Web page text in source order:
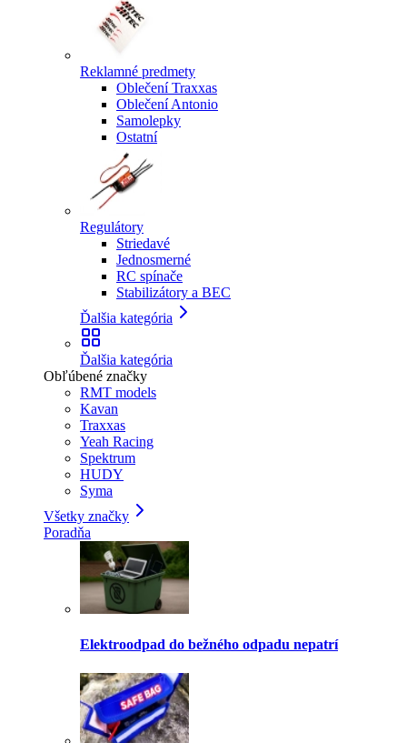
Reklamné predmety
Oblečení Traxxas
Oblečení Antonio
Samolepky
Ostatní
Regulátory
Striedavé
Jednosmerné
RC spínače
Stabilizátory a BEC
Ďalšia kategória
Ďalšia kategória
Obľúbené značky
RMT models
Kavan
Traxxas
Yeah Racing
Spektrum
HUDY
Syma
Všetky značky
Poradňa
Elektroodpad do bežného odpadu nepatrí